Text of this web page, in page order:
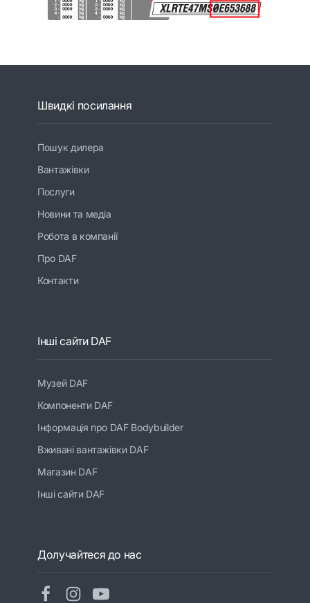
Швидкі посилання
Пошук дилера
Вантажівки
Послуги
Новини та медіа
Робота в компанії
Про DAF
Контакти
Інші сайти DAF
Музей DAF
Компоненти DAF
Інформація про DAF Bodybuilder
Вживані вантажівки DAF
Магазин DAF
Інші сайти DAF
Долучайтеся до нас